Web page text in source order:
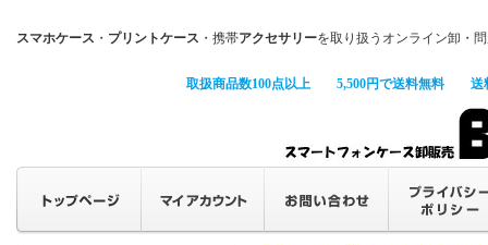
スマホケース ・ プリントケース ・携帯アクセサリーを取り扱うオンライン卸・
取扱商品数100点以上 5,500円で送料無料 送